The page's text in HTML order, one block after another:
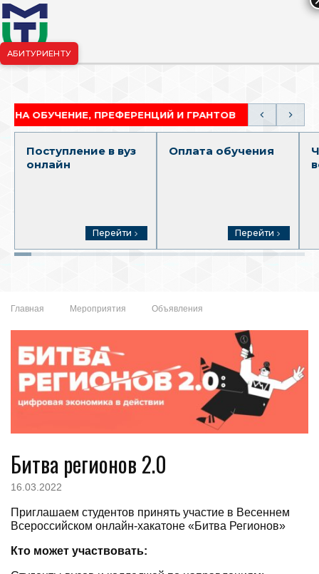
АБИТУРИЕНТУ
ПРЕФЕРЕНЦИЙ И ГРАНТОВ
Поступление в вуз
онлайн
Перейти
Оплата обучения
Перейти
Главная Мероприятия Объявления
Битва регионов 2.0
16.03.2022
Приглашаем студентов принять участие в Весеннем
Всероссийском онлайн-хакатоне «Битва Регионов»
Кто может участвовать: